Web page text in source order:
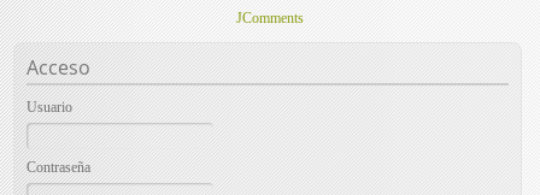
JComments
Acceso
Usuario
Contraseña